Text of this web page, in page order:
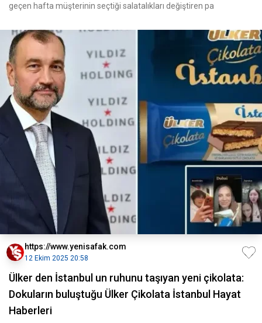
geçen hafta müşterinin seçtiği salatalıkları değiştiren pa
https://www.yenisafak.com
12 Ekim 2025 20:58
Ülker den İstanbul un ruhunu taşıyan yeni çikolata:
Dokuların buluştuğu Ülker Çikolata İstanbul Hayat
Haberleri